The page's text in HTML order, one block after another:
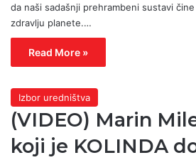
da naši sadašnji prehrambeni sustavi
zdravlju planete.…
Read More »
Izbor uredništva
(VIDEO) Marin
koji je KOLINDA